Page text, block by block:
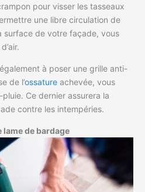
pour visser les tasseaux
une libre circulation de
surface de votre façade, vous
à poser une grille anti-
de l’ossature achevée, vous
Ce dernier assurera la
contre les intempéries.
lame de bardage